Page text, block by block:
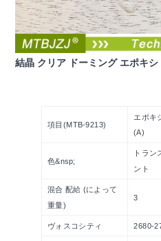
結晶 クリア ドーミング エポキ
項目(MTB-9213)
エポキ
(A)
色&nsp;
トラン
ント
混合 配給 (によって
重量)
3
ヴォスコシティ 2680-